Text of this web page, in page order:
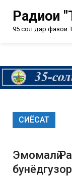
Радиои
95 сол дар фазои
СИЁСАТ
Эмомалӣ